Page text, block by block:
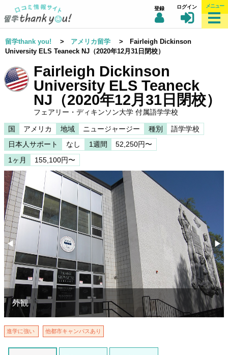
登録 ログイン メニュー
留学thank you! > アメリカ留学 > Fairleigh Dickinson
University ELS Teaneck NJ（2020年12月31日閉校）
Fairleigh Dickinson
University ELS Teaneck
NJ（2020年12月31日閉校）
フェアリー・ディキンソン大学 付属語学学校
国 アメリカ 地域 ニュージャージー 種別
語学学校
日本人サポート
なし 1週間
52,250円〜
1ヶ月
155,100円〜
Previous
◀︎ ▶︎
外観
進学に強い 他都市キャンパスあり